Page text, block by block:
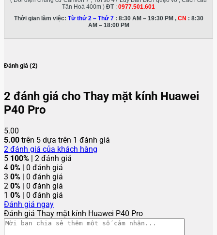
Tân Hoá 400m ) ĐT: 0977.501.601
Thời gian làm việc: Từ thứ 2 – Thứ 7: 8:30 AM – 19:30 PM , CN : 8:30
AM – 18:00 PM
Đánh giá (2)
2 đánh giá cho Thay mặt kính Huawei
P40 Pro
5.00
5.00 trên 5 dựa trên 1 đánh giá
2 đánh giá của khách hàng
5 100% | 2 đánh giá
4 0% | 0 đánh giá
3 0% | 0 đánh giá
2 0% | 0 đánh giá
1 0% | 0 đánh giá
Đánh giá ngay
Đánh giá Thay mặt kính Huawei P40 Pro